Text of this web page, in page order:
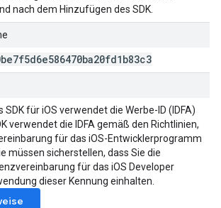
nach dem Hinzufügen des SDK.
SDKfür iOS verwendet die Werbe-ID (IDFA)
verwendet die IDFA gemäß den Richtlinien,
für das iOS-Entwicklerprogramm
müssen sicherstellen, dass Sie die
für das iOS Developer
dieser Kennung einhalten.